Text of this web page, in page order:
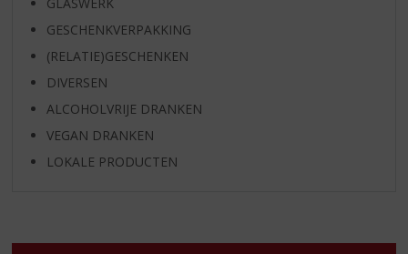
GESCHENKVERPAKKING
(RELATIE)GESCHENKEN
DIVERSEN
ALCOHOLVRIJE DRANKEN
VEGAN DRANKEN
LOKALE PRODUCTEN